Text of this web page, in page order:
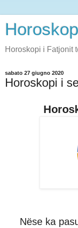
Horoskopi i Fatjonit
sabato 27 giugno 2020
Horoskopi i
Nëse ka